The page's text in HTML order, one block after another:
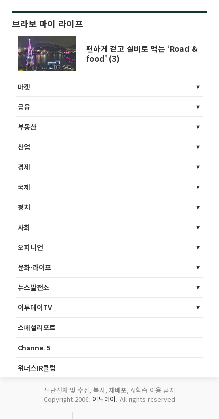
브라보 마이 라이프
편하게 걷고 실비로 먹는 ‘Road &
food' (3)
마켓
금융
부동산
산업
경제
국제
정치
사회
오피니언
문화·라이프
뉴스발전소
이투데이TV
스페셜리포트
Channel 5
위너스IR클럽
무단전재 및 수집, 복사, 재배포, AI학습 이용 금지
Copyright 2006. 이투데이. All rights reserved